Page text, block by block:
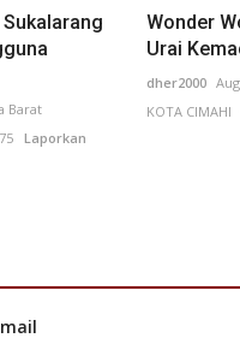
Barat
75Laporkan
Wonder
Urai
dher2000
KOTA CIMAHI
Laporkan